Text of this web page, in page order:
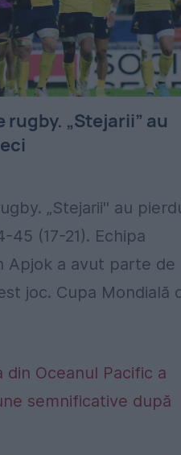
„Stejarii” au
„Stejarii'' au
45 (17-21). Echipa
Apjok a avut parte de
joc. Cupa Mondială